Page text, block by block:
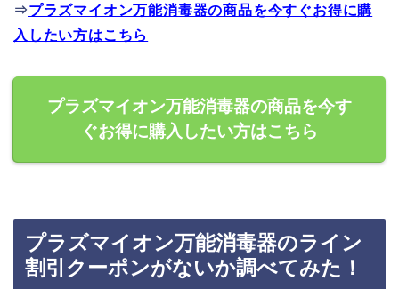
⇒プラズマイオン万能消毒器の商品を今すぐお得に購
入したい方はこちら
プラズマイオン万能消毒器の商品を今す
ぐお得に購入したい方はこちら
プラズマイオン万能消毒器のライン
割引クーポンがないか調べてみた！